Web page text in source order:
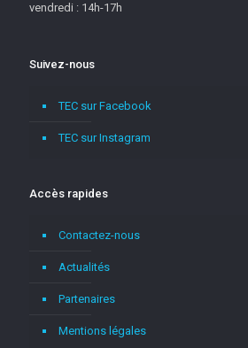
vendredi : 14h-17h
Suivez-nous
TEC sur Facebook
TEC sur Instagram
Accès rapides
Contactez-nous
Actualités
Partenaires
Mentions légales